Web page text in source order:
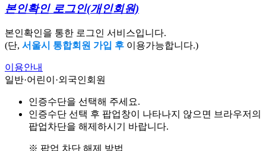
본인확인 로그인(개인회원)
본인확인을 통한 로그인 서비스입니다.
(단, 서울시 통합회원 가입 후 이용가능합니다.)
이용안내
일반·어린이·외국인회원
인증수단을 선택해 주세요.
인증수단 선택 후 팝업창이 나타나지 않으면 브라우저의
팝업차단을 해제하시기 바랍니다.
※ 팝업 차단 해제 방법